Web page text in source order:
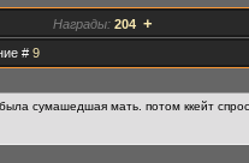
Награды: 204 +
# 9
сумашедшая мать. потом ккейт